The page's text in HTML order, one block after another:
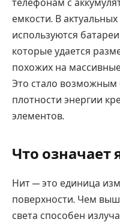
телефонам с
емкости. В
используются
которые удается
похожих на
Это стало
плотности энергии
элементов.
Что означает
Нит — это единица
поверхности. Чем
света способен